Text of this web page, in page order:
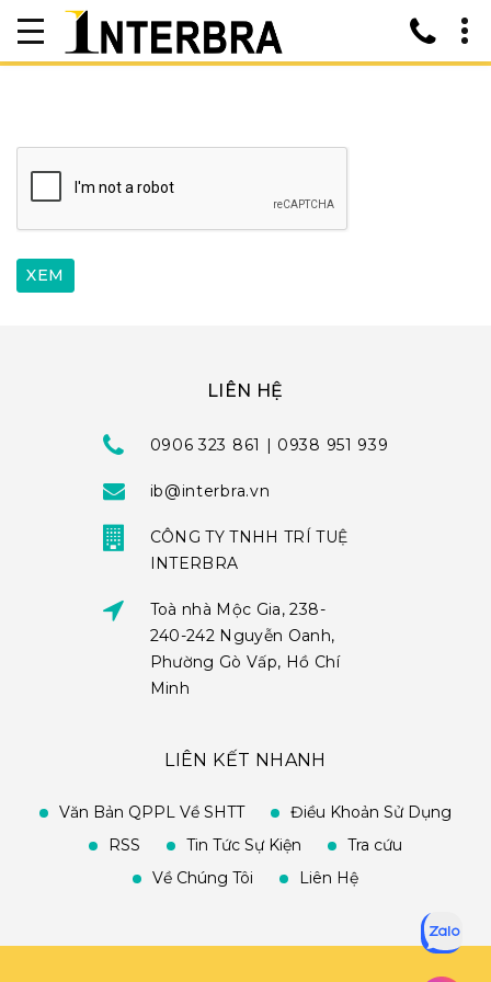
LIÊN HỆ
0906 323 861 | 0938 951 939
ib@interbra.vn
CÔNG TY TNHH TRÍ TUỆ
INTERBRA
Toà nhà Mộc Gia, 238-
240-242 Nguyễn Oanh,
Phường Gò Vấp, Hồ Chí
Minh
LIÊN KẾT NHANH
Văn Bản QPPL Về SHTT
Điều Khoản Sử Dụng
RSS
Tin Tức Sự Kiện
Tra cứu
Về Chúng Tôi
Liên Hệ